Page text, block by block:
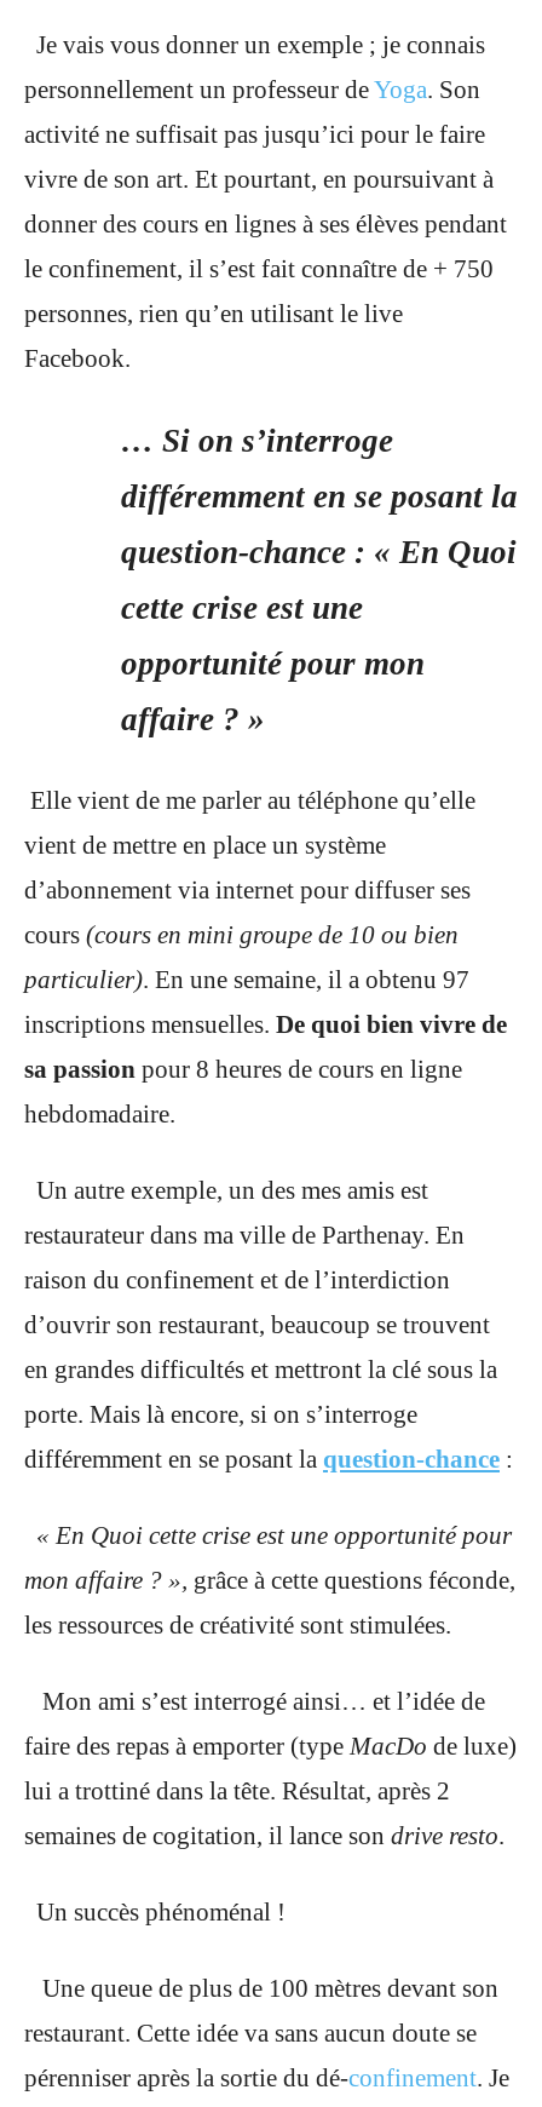
Je vais vous donner un exemple ; je connais
personnellement un professeur deYoga. Son
activité ne suffisait pas jusqu’ici pour le faire
vivre de son art. Et pourtant, en poursuivant à
donner des cours en lignes à ses élèves pendant
le confinement, il s’est fait connaître de + 750
personnes, rien qu’en utilisant le live
Facebook.
… Si on s’interroge
différemment en se posant la
question-chance : « En Quoi
cette crise est une
opportunité pour mon
affaire ? »
Elle vient de me parler au téléphone qu’elle
vient de mettre en place un système
d’abonnement via internet pour diffuser ses
cours (cours en mini groupe de 10 ou bien
particulier). En une semaine, il a obtenu 97
inscriptions mensuelles. De quoi bien vivre de
sa passion pour 8 heures de cours en ligne
hebdomadaire.
Un autre exemple, un des mes amis est
restaurateur dans ma ville de Parthenay. En
raison du confinement et de l’interdiction
d’ouvrir son restaurant, beaucoup se trouvent
en grandes difficultés et mettront la clé sous la
porte. Mais là encore, si on s’interroge
différemment en se posant la question-chance :
« En Quoi cette crise est une opportunité pour
mon affaire ? », grâce à cette questions féconde,
les ressources de créativité sont stimulées.
Mon ami s’est interrogé ainsi… et l’idée de
faire des repas à emporter (typeMacDo de luxe)
lui a trottiné dans la tête. Résultat, après 2
semaines de cogitation, il lance son drive resto.
Un succès phénoménal !
Une queue de plus de 100 mètres devant son
restaurant. Cette idée va sans aucun doute se
pérenniser après la sortie du dé-confinement. Je